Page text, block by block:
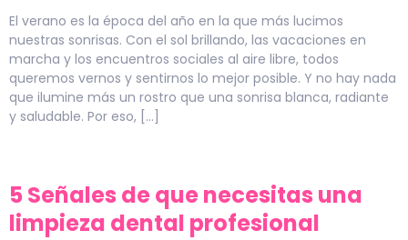
El verano es la época del año en la que más lucimos
nuestras sonrisas. Con el sol brillando, las vacaciones en
marcha y los encuentros sociales al aire libre, todos
queremos vernos y sentirnos lo mejor posible. Y no hay nada
que ilumine más un rostro que una sonrisa blanca, radiante
y saludable. Por eso, […]
5 Señales de que necesitas una
limpieza dental profesional